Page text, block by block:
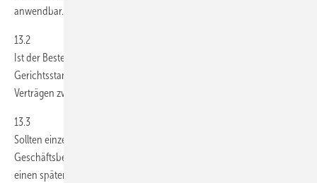
anwendbar.
13.2
Ist der Besteller Kaufmann im Sinne des HGB, so ist Stuttgart
Gerichtsstand für alle Streitigkeiten aus oder im Zusammenhang mit
Verträgen zwischen GEM und dem Besteller.
13.3
Sollten einzelne Bestimmungen dieser Allgemeinen
Geschäftsbedingungen unwirksam sein oder die Wirksamkeit durch
einen später eintretenden Umstand verlieren, so bleibt die